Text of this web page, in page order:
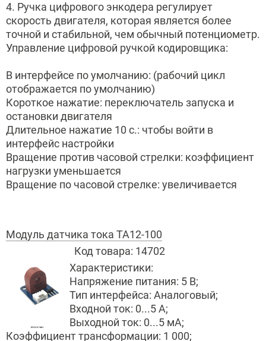
4. Ручка цифрового энкодера регулирует
скорость двигателя, которая является более
точной и стабильной, чем обычный потенциометр.
Управление цифровой ручкой кодировщика:
В интерфейсе по умолчанию: (рабочий цикл
отображается по умолчанию)
Короткое нажатие: переключатель запуска и
остановки двигателя
Длительное нажатие 10 с.: чтобы войти в
интерфейс настройки
Вращение против часовой стрелки: коэффициент
нагрузки уменьшается
Вращение по часовой стрелке: увеличивается
Модуль датчика тока TA12-100
Код товара: 14702
Характеристики:
Напряжение питания: 5 В;
Тип интерфейса: Аналоговый;
Входной ток: 0...5 A;
Выходной ток: 0...5 мА;
Коэффициент трансформации: 1 000;